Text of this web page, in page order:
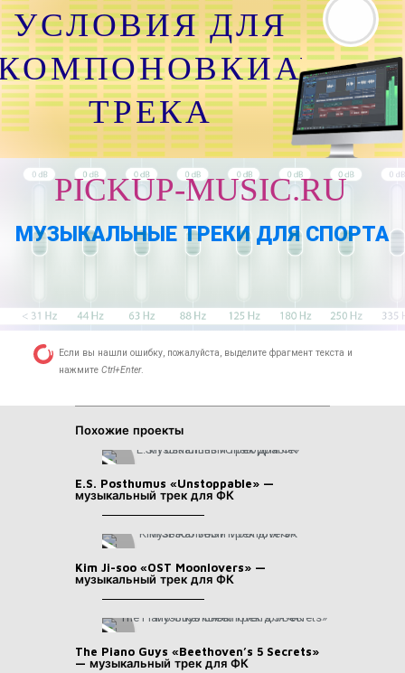
УСЛОВИЯ ДЛЯ
ТРЕКА
PICKUP-MUSIC.RU
МУЗЫКАЛЬНЫЕ ТРЕКИ ДЛЯ СПОРТА
Если вы нашли ошибку, пожалуйста, выделите фрагмент текста и
нажмите Ctrl+Enter.
Похожие проекты
E.S. Posthumus «Unstoppable» —
музыкальный трек для ФК
Kim Ji-soo «OST Moonlovers» —
музыкальный трек для ФК
The Piano Guys «Beethoven’s 5 Secrets»
— музыкальный трек для ФК